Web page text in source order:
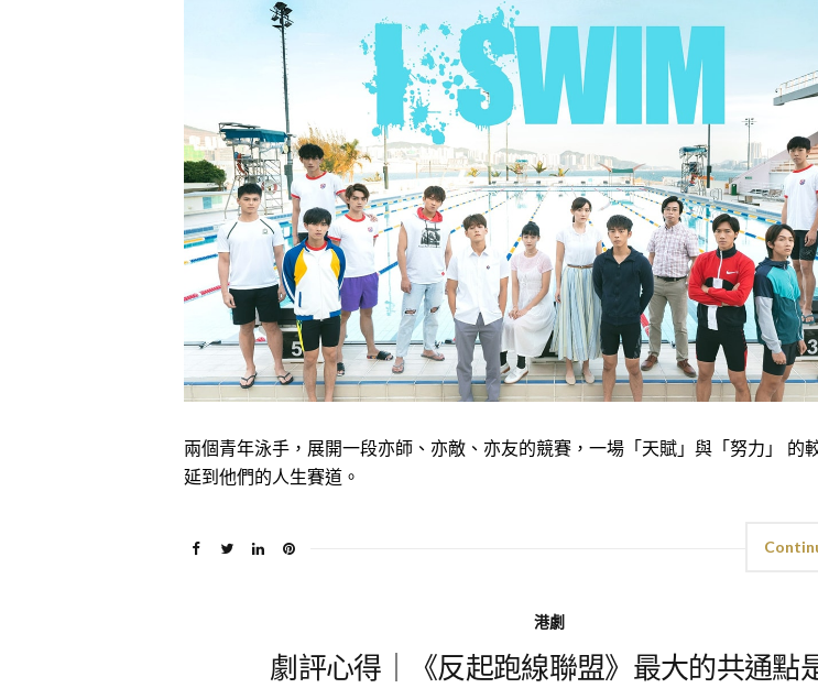
兩個青年泳手，展開一段亦師、亦敵、亦友的競賽，一場「天賦」與「努力」 的
延到他們的人生賽道。
港劇
劇評心得｜《反起跑線聯盟》最大的共通點